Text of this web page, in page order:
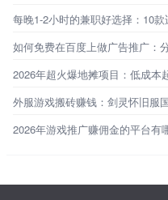
每晚1-2小时的兼职好选择：10
2026年超火爆地摊项目：低成本
外服游戏搬砖赚钱：剑灵怀旧服
2026年游戏推广赚佣金的平台有